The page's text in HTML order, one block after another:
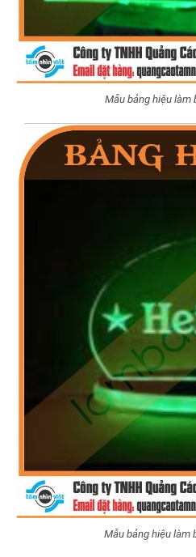
Mẫu bảng hiệu làm
Mẫu bảng hiệu làm